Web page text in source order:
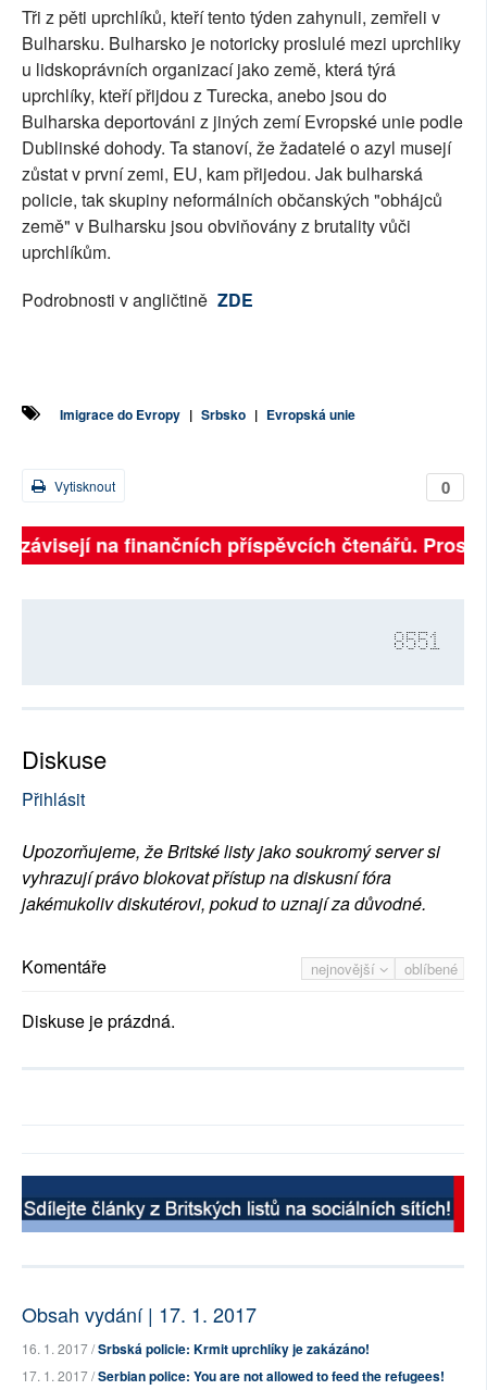
Tři z pěti uprchlíků, kteří tento týden zahynuli, zemřeli v
Bulharsku. Bulharsko je notoricky proslulé mezi uprchliky
u lidskoprávních organizací jako země, která týrá
uprchlíky, kteří přijdou z Turecka, anebo jsou do
Bulharska deportováni z jiných zemí Evropské unie podle
Dublinské dohody. Ta stanoví, že žadatelé o azyl musejí
zůstat v první zemi, EU, kam přijedou. Jak bulharská
policie, tak skupiny neformálních občanských "obhájců
země" v Bulharsku jsou obviňovány z brutality vůči
uprchlíkům.
Podrobnosti v angličtině ZDE
Imigrace do Evropy | Srbsko | Evropská unie
0
Vytisknout
na finančních příspěvcích čtenářů.
8551
Diskuse
Přihlásit
Upozorňujeme, že Britské listy jako soukromý server si
vyhrazují právo blokovat přístup na diskusní fóra
jakémukoliv diskutérovi, pokud to uznají za důvodné.
nejnovější oblíbené
Komentáře
Diskuse je prázdná.
Obsah vydání | 17. 1. 2017
16. 1. 2017 /Srbská policie: Krmit uprchlíky je zakázáno!
17. 1. 2017 /Serbian police: You are not allowed to feed the refugees!